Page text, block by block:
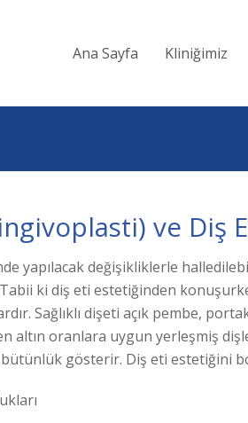
Ana Sayfa Kliniğimiz
ve Diş
yapılacak değişikliklerle
ki diş eti estetiğinden
Sağlıklı dişeti açık pembe,
altın oranlara uygun yerleşmiş
gösterir. Diş eti estetiğini